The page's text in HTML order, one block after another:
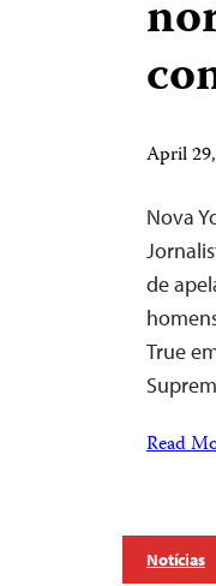
April
Nova
de
True
Read
Notícias